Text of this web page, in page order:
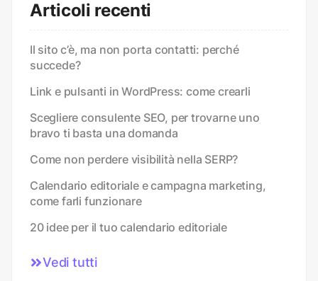
Articoli recenti
Il sito c’è, ma non porta contatti: perché
succede?
Link e pulsanti in WordPress: come crearli
Scegliere consulente SEO, per trovarne uno
bravo ti basta una domanda
Come non perdere visibilità nella SERP?
Calendario editoriale e campagna marketing,
come farli funzionare
20 idee per il tuo calendario editoriale
Vedi tutti